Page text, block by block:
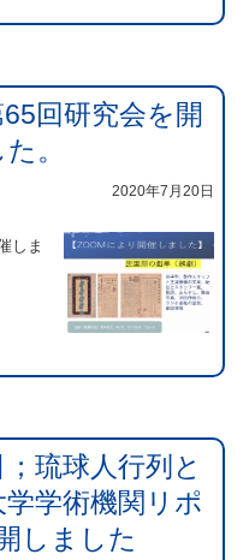
回研究会を開
。
2020年7月20日
しま
；琉球人行列と
学術機関リポ
しました